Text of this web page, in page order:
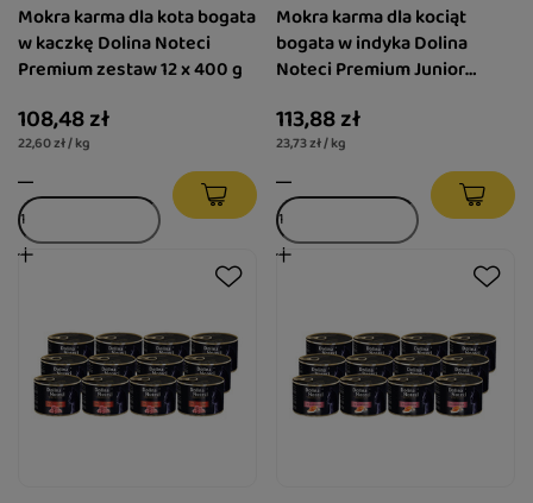
Mokra karma dla kota bogata
w kaczkę Dolina Noteci
Premium zestaw 12 x 400 g
108,48 zł
22,60 zł / kg
Mokra karma dla kociąt
bogata w indyka Dolina
Noteci Premium Junior
113,88 zł
23,73 zł / kg